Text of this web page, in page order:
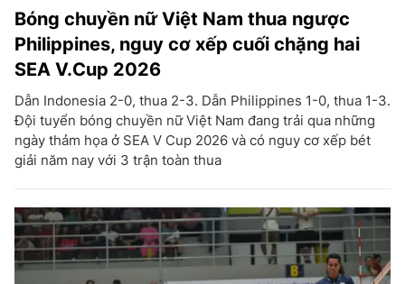
Bóng chuyền nữ Việt Nam thua ngược
Philippines, nguy cơ xếp cuối chặng hai
SEA V.Cup 2026
Dẫn Indonesia 2-0, thua 2-3. Dẫn Philippines 1-0, thua 1-3.
Đội tuyển bóng chuyền nữ Việt Nam đang trải qua những
ngày thảm họa ở SEA V Cup 2026 và có nguy cơ xếp bét
giải năm nay với 3 trận toàn thua